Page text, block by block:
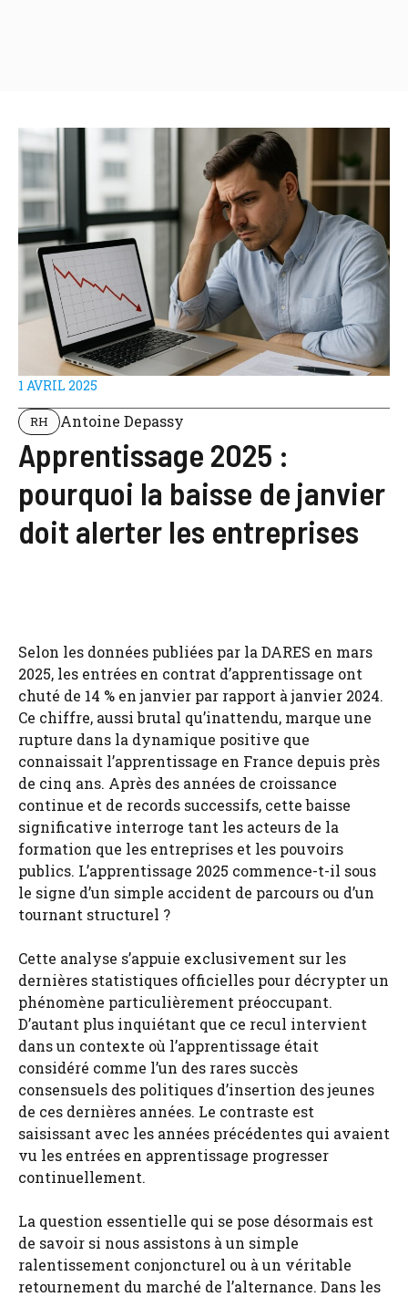
1 AVRIL 2025
RH Antoine Depassy
Apprentissage 2025 :
pourquoi la baisse de janvier
doit alerter les entreprises
Selon les données publiées par la DARES en mars
2025, les entrées en contrat d’apprentissage ont
chuté de 14 % en janvier par rapport à janvier 2024.
Ce chiffre, aussi brutal qu’inattendu, marque une
rupture dans la dynamique positive que
connaissait l’apprentissage en France depuis près
de cinq ans. Après des années de croissance
continue et de records successifs, cette baisse
significative interroge tant les acteurs de la
formation que les entreprises et les pouvoirs
publics. L’apprentissage 2025 commence-t-il sous
le signe d’un simple accident de parcours ou d’un
tournant structurel ?
Cette analyse s’appuie exclusivement sur les
dernières statistiques officielles pour décrypter un
phénomène particulièrement préoccupant.
D’autant plus inquiétant que ce recul intervient
dans un contexte où l’apprentissage était
considéré comme l’un des rares succès
consensuels des politiques d’insertion des jeunes
de ces dernières années. Le contraste est
saisissant avec les années précédentes qui avaient
vu les entrées en apprentissage progresser
continuellement.
La question essentielle qui se pose désormais est
de savoir si nous assistons à un simple
ralentissement conjoncturel ou à un véritable
retournement du marché de l’alternance. Dans les